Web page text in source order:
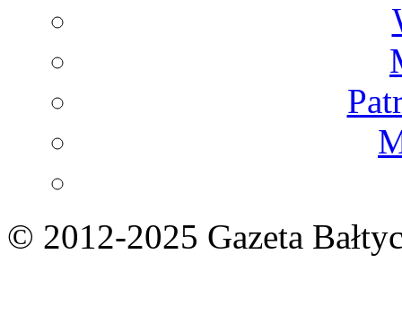
© 2012-2025 Gazeta